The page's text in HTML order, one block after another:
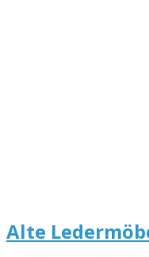
Alte